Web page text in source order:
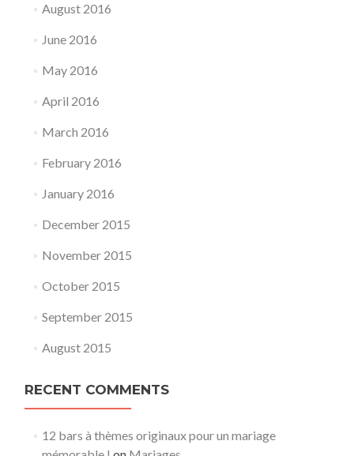
August 2016
June 2016
May 2016
April 2016
March 2016
February 2016
January 2016
December 2015
November 2015
October 2015
September 2015
August 2015
RECENT COMMENTS
12 bars à thèmes originaux pour un mariage